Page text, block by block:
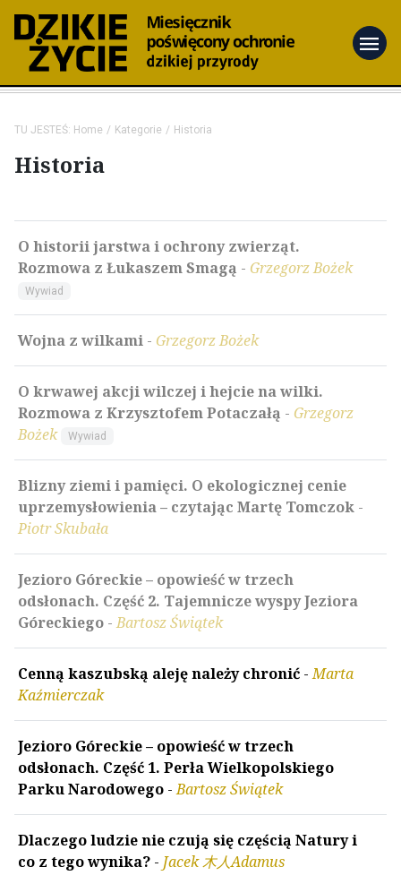
menu
TU JESTEŚ: Home Kategorie Historia
Historia
O historii jarstwa i ochrony zwierząt.
Rozmowa z Łukaszem Smagą - Grzegorz Bożek
Wywiad
Wojna z wilkami - Grzegorz Bożek
O krwawej akcji wilczej i hejcie na wilki.
Rozmowa z Krzysztofem Potaczałą - Grzegorz
Bożek
Wywiad
Blizny ziemi i pamięci. O ekologicznej cenie
uprzemysłowienia – czytając Martę Tomczok -
Piotr Skubała
Jezioro Góreckie – opowieść w trzech
odsłonach. Część 2. Tajemnicze wyspy Jeziora
Góreckiego -Bartosz Świątek
Cenną kaszubską aleję należy chronić -Marta
Kaźmierczak
Jezioro Góreckie – opowieść w trzech
odsłonach. Część 1. Perła Wielkopolskiego
Parku Narodowego -Bartosz Świątek
Dlaczego ludzie nie czują się częścią Natury i
co z tego wynika? - Jacek 木人Adamus